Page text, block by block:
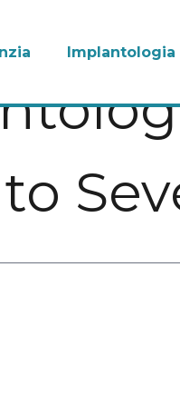
Implantologia